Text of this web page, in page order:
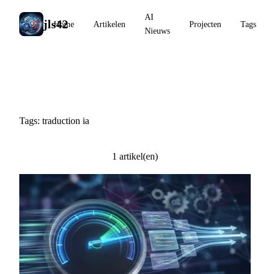
jls42
Home Artikelen
AI
Nieuws
Projecten Tags
Tags: traduction ia
1 artikel(en)